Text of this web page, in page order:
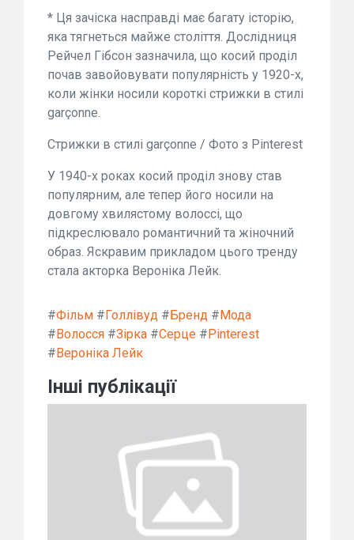
* Ця зачіска насправді має багату історію,
яка тягнеться майже століття. Дослідниця
Рейчел Гібсон зазначила, що косий проділ
почав завойовувати популярність у 1920-х,
коли жінки носили короткі стрижки в стилі
garçonne.
Стрижки в стилі garçonne / Фото з Pinterest
У 1940-х роках косий проділ знову став
популярним, але тепер його носили на
довгому хвилястому волоссі, що
підкреслювало романтичний та жіночний
образ. Яскравим прикладом цього тренду
стала акторка Вероніка Лейк.
#Фільм #Голлівуд #Бренд #Мода
#Волосся #Зірка #Серце #Pinterest
#Вероніка Лейк
Інші публікації